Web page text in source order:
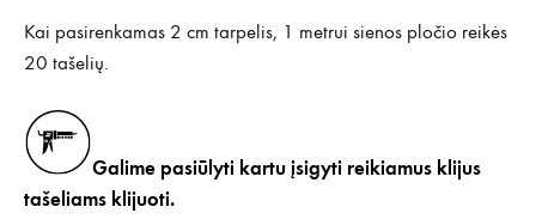
Kai pasirenkamas 2 cm tarpelis, 1 metrui sienos pločio reikės
20 tašelių.
Galime pasiūlyti kartu įsigyti reikiamus klijus
tašeliams klijuoti.